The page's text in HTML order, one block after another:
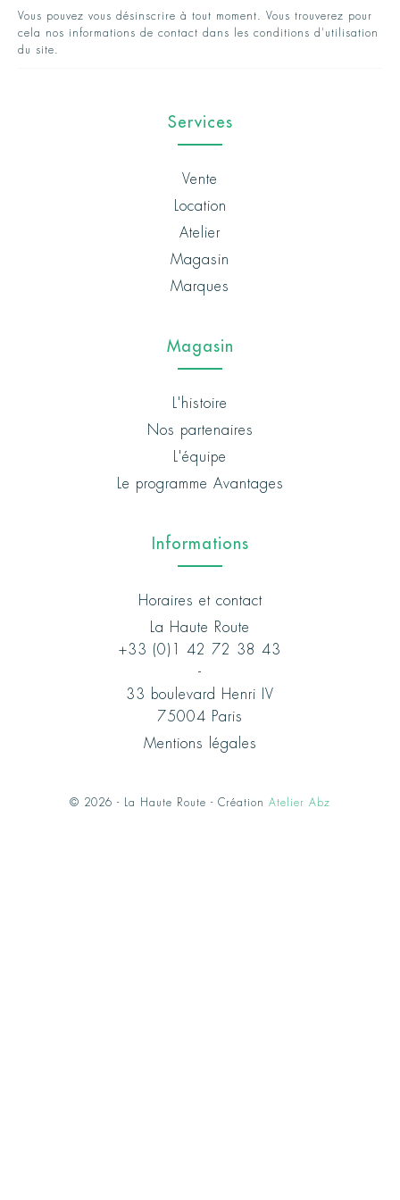
Vous pouvez vous désinscrire à tout moment. Vous trouverez pour
cela nos informations de contact dans les conditions d'utilisation
du site.
Services
Vente
Location
Atelier
Magasin
Marques
Magasin
L'histoire
Nos partenaires
L'équipe
Le programme Avantages
Informations
Horaires et contact
La Haute Route
+33 (0)1 42 72 38 43
-
33 boulevard Henri IV
75004 Paris
Mentions légales
© 2026 - La Haute Route - Création Atelier Abz